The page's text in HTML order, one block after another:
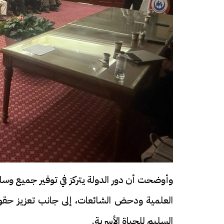
وأوضحت أن دور الدولة يتركز في توفير جميع
العلمية ودحض الشائعات، إلى جانب تعزيز
السليم للحياة الأسرية.
الوداع الأخير.. دفن جثامين الضحايا
افتتاح أكبر
مليون جنيه